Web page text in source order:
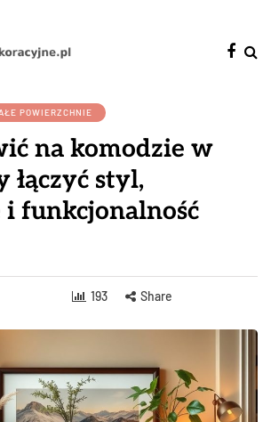
POWIERZCHNIE
na komodzie w
łączyć styl,
funkcjonalność
193 Share